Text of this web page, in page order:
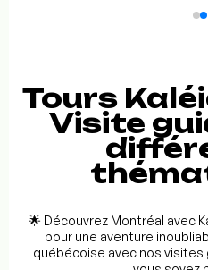
Tours
Visite
🌟 Découvrez Montréal avec
pour une aventure
québécoise avec nos